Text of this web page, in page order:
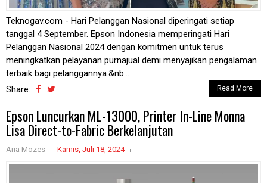
Teknogav.com - Hari Pelanggan Nasional diperingati setiap
tanggal 4 September. Epson Indonesia memperingati Hari
Pelanggan Nasional 2024 dengan komitmen untuk terus
meningkatkan pelayanan purnajual demi menyajikan pengalaman
terbaik bagi pelanggannya.&nb...
Share:
Read More
Epson Luncurkan ML-13000, Printer In-Line Monna
Lisa Direct-to-Fabric Berkelanjutan
Aria Mozes Kamis, Juli 18, 2024